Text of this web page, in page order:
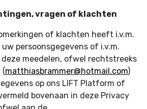
vragen of klachten
of klachten heeft i.v.m.
persoonsgegevens of i.v.m.
deze meedelen, ofwel rechtstreeks
(matthiasbrammer@hotmail.com)
op ons LIFT Platform of
bovenaan in deze Privacy